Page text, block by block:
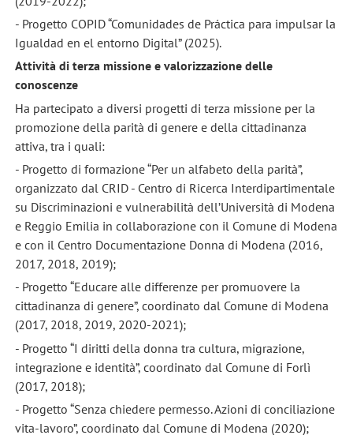
- Progetto COPID “Comunidades de Práctica para impulsar la
Igualdad en el entorno Digital” (2025).
Attività di terza missione e valorizzazione delle
conoscenze
Ha partecipato a diversi progetti di terza missione per la
promozione della parità di genere e della cittadinanza
attiva, tra i quali:
- Progetto di formazione “Per un alfabeto della parità”,
organizzato dal CRID - Centro di Ricerca Interdipartimentale
su Discriminazioni e vulnerabilità dell’Università di Modena
e Reggio Emilia in collaborazione con il Comune di Modena
e con il Centro Documentazione Donna di Modena (2016,
2017, 2018, 2019);
- Progetto “Educare alle differenze per promuovere la
cittadinanza di genere”, coordinato dal Comune di Modena
(2017, 2018, 2019, 2020-2021);
- Progetto “I diritti della donna tra cultura, migrazione,
integrazione e identità”, coordinato dal Comune di Forlì
(2017, 2018);
- Progetto “Senza chiedere permesso. Azioni di conciliazione
vita-lavoro”, coordinato dal Comune di Modena (2020);